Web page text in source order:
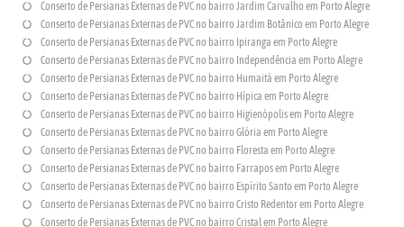
Conserto de Persianas Externas de PVC no bairro Jardim Carvalho em Porto Alegre
Conserto de Persianas Externas de PVC no bairro Jardim Botânico em Porto Alegre
Conserto de Persianas Externas de PVC no bairro Ipiranga em Porto Alegre
Conserto de Persianas Externas de PVC no bairro Independência em Porto Alegre
Conserto de Persianas Externas de PVC no bairro Humaitá em Porto Alegre
Conserto de Persianas Externas de PVC no bairro Hípica em Porto Alegre
Conserto de Persianas Externas de PVC no bairro Higienópolis em Porto Alegre
Conserto de Persianas Externas de PVC no bairro Glória em Porto Alegre
Conserto de Persianas Externas de PVC no bairro Floresta em Porto Alegre
Conserto de Persianas Externas de PVC no bairro Farrapos em Porto Alegre
Conserto de Persianas Externas de PVC no bairro Espírito Santo em Porto Alegre
Conserto de Persianas Externas de PVC no bairro Cristo Redentor em Porto Alegre
Conserto de Persianas Externas de PVC no bairro Cristal em Porto Alegre